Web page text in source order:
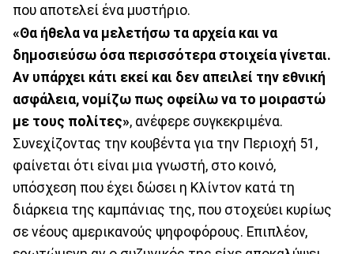
που αποτελεί ένα μυστήριο.
«Θα ήθελα να μελετήσω τα αρχεία και να
δημοσιεύσω όσα περισσότερα στοιχεία γίνεται.
Αν υπάρχει κάτι εκεί και δεν απειλεί την εθνική
ασφάλεια, νομίζω πως οφείλω να το μοιραστώ
με τους πολίτες», ανέφερε συγκεκριμένα.
Συνεχίζοντας την κουβέντα για την Περιοχή 51,
φαίνεται ότι είναι μια γνωστή, στο κοινό,
υπόσχεση που έχει δώσει η Κλίντον κατά τη
διάρκεια της καμπάνιας της, που στοχεύει κυρίως
σε νέους αμερικανούς ψηφοφόρους. Επιπλέον,